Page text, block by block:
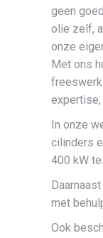
geen
olie zelf,
onze
Met ons
freeswerk
In onze
cilinders
400 kW
met
Ook